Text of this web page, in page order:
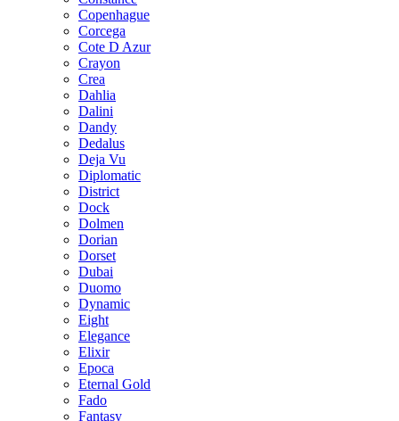
Copenhague
Corcega
Cote D Azur
Crayon
Crea
Dahlia
Dalini
Dandy
Dedalus
Deja Vu
Diplomatic
District
Dock
Dolmen
Dorian
Dorset
Dubai
Duomo
Dynamic
Eight
Elegance
Elixir
Epoca
Eternal Gold
Fado
Fantasy